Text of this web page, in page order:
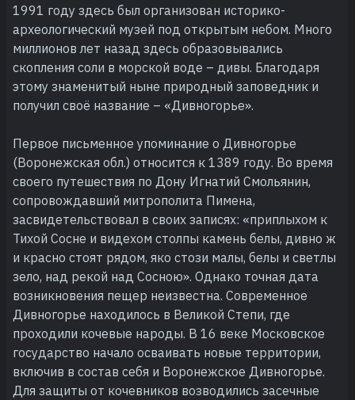
1991 году здесь был организован историко-
археологический музей под открытым небом. Много
миллионов лет назад здесь образовывались
скопления соли в морской воде – дивы. Благодаря
этому знаменитый ныне природный заповедник и
получил своё название – «Дивногорье».
Первое письменное упоминание о Дивногорье
(Воронежская обл.) относится к 1389 году. Во время
своего путешествия по Дону Игнатий Смольянин,
сопровождавший митрополита Пимена,
засвидетельствовал в своих записях: «приплыхом к
Тихой Сосне и видехом столпы камень белы, дивно ж
и красно стоят рядом, яко стози малы, белы и светлы
зело, над рекой над Сосною». Однако точная дата
возникновения пещер неизвестна. Современное
Дивногорье находилось в Великой Степи, где
проходили кочевые народы. В 16 веке Московское
государство начало осваивать новые территории,
включив в состав себя и Воронежское Дивногорье.
Для защиты от кочевников возводились засечные